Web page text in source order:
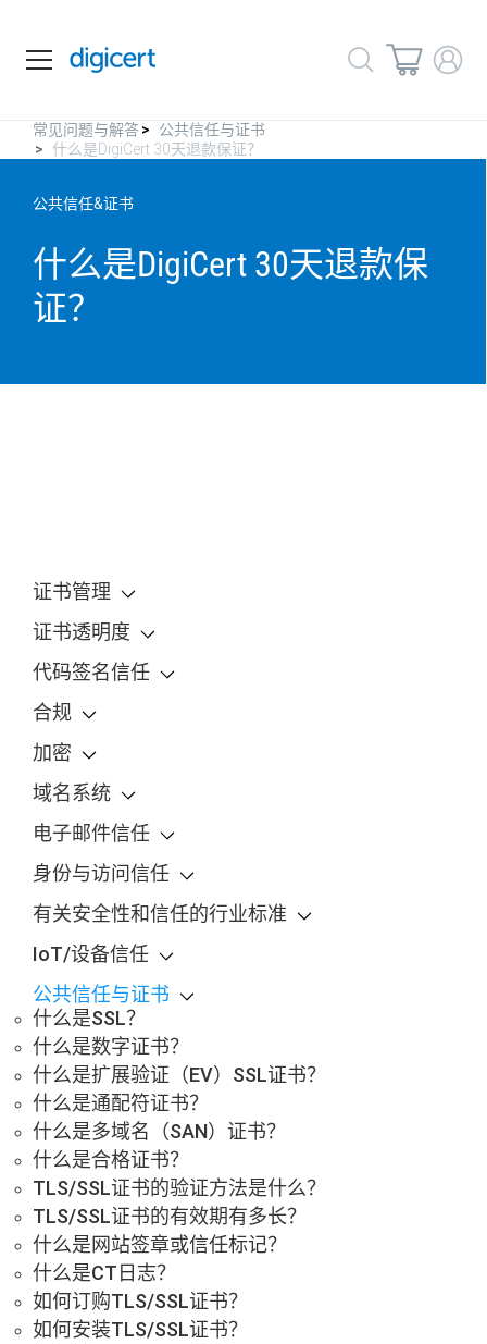
常见问题与解答
公共信任与证书
什么是DigiCert 30天退款保证？
公共信任&证书
什么是DigiCert 30天退款保
证？
证书管理
证书透明度
代码签名信任
合规
加密
域名系统
电子邮件信任
身份与访问信任
有关安全性和信任的行业标准
IoT/设备信任
公共信任与证书
什么是SSL？
什么是数字证书？
什么是扩展验证（EV）SSL证书？
什么是通配符证书？
什么是多域名（SAN）证书？
什么是合格证书？
TLS/SSL证书的验证方法是什么？
TLS/SSL证书的有效期有多长？
什么是网站签章或信任标记？
什么是CT日志？
如何订购TLS/SSL证书？
如何安装TLS/SSL证书？